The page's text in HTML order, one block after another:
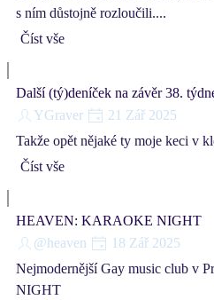
s ním důstojně rozloučili....
Číst vše
Další (tý)deníček na závěr 38.
YGraver
21 Zář 2025
Takže opět nějaké ty moje keci v
Číst vše
HEAVEN: KARAOKE NIGHT
@heaven
18 Zář 2025
Nejmodernější Gay music club v
NIGHT